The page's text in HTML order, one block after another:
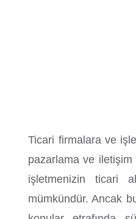
Ticari firmalara ve
pazarlama ve iletişim
işletmenizin ticari
mümkündür. Ancak